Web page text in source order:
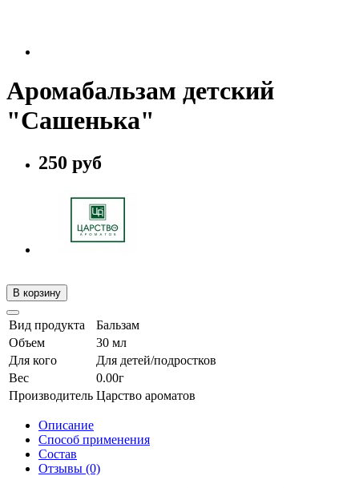
Аромабальзам детский
"Сашенька"
250 руб
В корзину
Вид продукта
Бальзам
Объем
30 мл
Для кого
Для детей/подростков
Вес
0.00г
Производитель Царство ароматов
Описание
Способ применения
Состав
Отзывы (0)